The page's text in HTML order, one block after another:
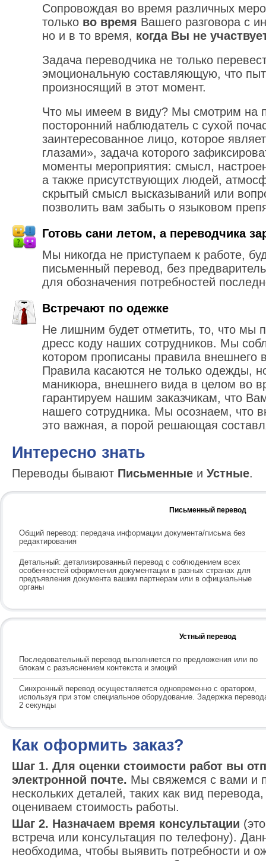
Сопровождая во время различных
только во время Вашего разговора с
но и в то время, когда Вы не
Задача переводчика не только
эмоциональную составляющую, что
произносящий в этот момент.
Что мы имеем в виду? Мы смотрим на
посторонний наблюдатель с сухой
заинтересованное лицо, которое
глазами», задача которого
моменты мероприятия: смысл,
а также присутствующих людей,
скрытый смысл высказываний или
позволить вам забыть о языковом
Готовь сани летом, а переводчика
Мы никогда не приступаем к работе,
письменный перевод, без
для обозначения потребностей
Встречают по одежке
Не лишним будет отметить, то, что мы
дресc коду наших сотрудников. Мы
котором прописаны правила внешнего
Правила касаются не только одежды,
маникюра, внешнего вида в целом во
гарантируем нашим заказчикам, что
нашего сотрудника. Мы осознаем, что
это важная, а порой решающая
Интересно знать
Переводы бывают Письменные и Устные.
Письменный перевод
Общий перевод: передача информации документа/письма без
редактирования
Детальный: детализированный перевод с соблюдением всех
особенностей оформления документации в разных странах для
предъявления документа вашим партнерам или в официальные
органы
Устный перевод
Последовательный перевод выполняется по предложения или по
блокам с разъяснением контекста и эмоций
Синхронный перевод осуществляется одновременно с оратором,
используя при этом специальное оборудование. Задержка
2 секунды
Как оформить заказ?
Шаг 1. Для оценки стоимости работ вы
электронной почте. Мы свяжемся с вами и
нескольких деталей, таких как вид
оцениваем стоимость работы.
Шаг 2. Назначаем время консультации
встреча или консультация по телефону).
необходима, чтобы выявить потребности и